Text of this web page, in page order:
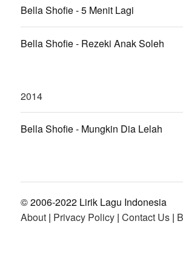
Bella Shofie - 5 Menit Lagi
Bella Shofie - Rezeki Anak Soleh
2014
Bella Shofie - Mungkin Dia Lelah
© 2006-2022 Lirik Lagu Indonesia
About| Privacy Policy| Contact Us|